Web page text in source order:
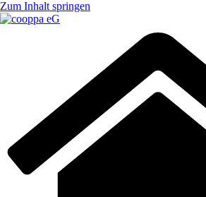
Zum Inhalt springen